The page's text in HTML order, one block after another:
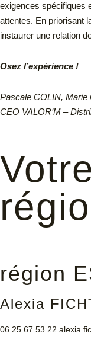
exigences spécifiques
attentes. En priorisant
instaurer une relation
Osez l’expérience !
Pascale COLIN, Marie
CEO VALOR’M –
région
Alexia
06 25 67 53 22